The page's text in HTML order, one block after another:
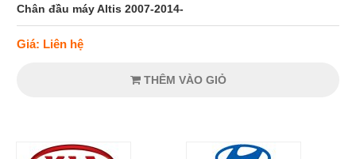
Chân đầu máy Altis 2007-2014-
Giá: Liên hệ
THÊM VÀO GIỎ